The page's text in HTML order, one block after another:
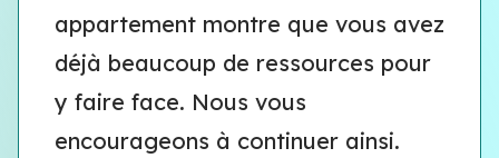
appartement montre que vous avez
déjà beaucoup de ressources pour
y faire face. Nous vous
encourageons à continuer ainsi.